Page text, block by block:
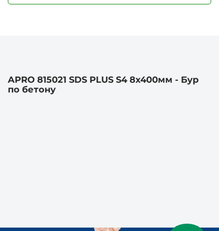
APRO 815021 SDS PLUS S4 8x400мм - Бур
по бетону